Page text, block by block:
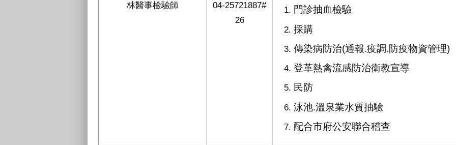
林醫事檢驗師
04-25721887#
26
門診抽血檢驗
採購
傳染病防治(通報.疫調.防疫物資管理)
登革熱禽流感防治衛教宣導
民防
泳池.溫泉業水質抽驗
配合市府公安聯合稽查